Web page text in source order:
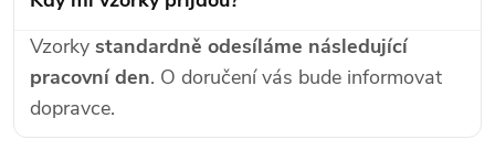
Vzorky standardně odesíláme následující
pracovní den. O doručení vás bude informovat
dopravce.